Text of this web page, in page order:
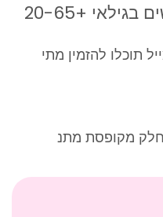
+20-65
תוכלו להזמין מתי
מקופסת מתנ